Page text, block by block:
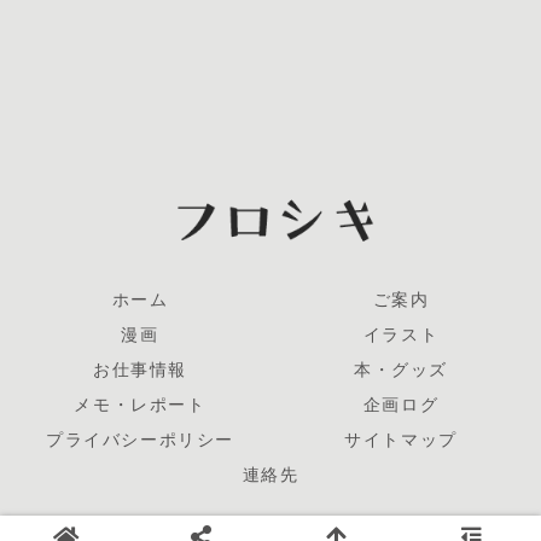
ホーム
ご案内
漫画
イラスト
お仕事情報
本・グッズ
メモ・レポート
企画ログ
プライバシーポリシー
サイトマップ
連絡先
© 2005-2026 NigamiSaito.